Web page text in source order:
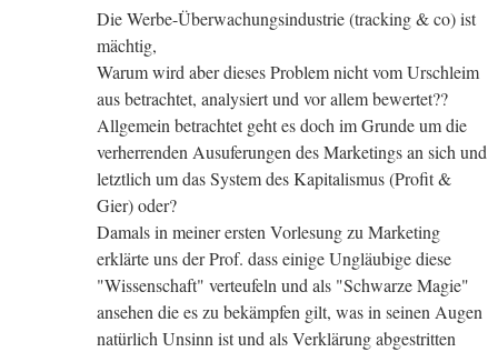
Die Werbe-Überwachungsindustrie (tracking & co) ist
mächtig,
Warum wird aber dieses Problem nicht vom Urschleim
aus betrachtet, analysiert und vor allem bewertet??
Allgemein betrachtet geht es doch im Grunde um die
verherrenden Ausuferungen des Marketings an sich und
letztlich um das System des Kapitalismus (Profit &
Gier) oder?
Damals in meiner ersten Vorlesung zu Marketing
erklärte uns der Prof. dass einige Ungläubige diese
"Wissenschaft" verteufeln und als "Schwarze Magie"
ansehen die es zu bekämpfen gilt, was in seinen Augen
natürlich Unsinn ist und als Verklärung abgestritten